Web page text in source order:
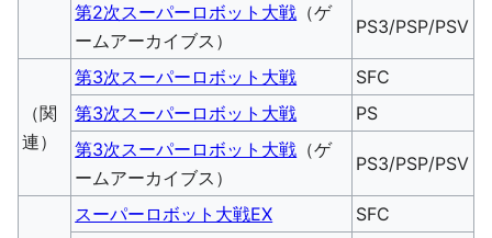
第2次スーパーロボット大戦 （ゲ
ームアーカイブス）
PS3/PSP/PSV
（関
連）
第3次スーパーロボット大戦
SFC
第3次スーパーロボット大戦
PS
第3次スーパーロボット大戦 （ゲ
ームアーカイブス）
PS3/PSP/PSV
スーパーロボット大戦EX
SFC